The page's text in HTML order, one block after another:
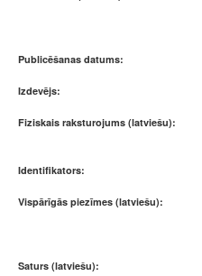
Publicēšanas datums:
Izdevējs:
Fiziskais raksturojums (latviešu):
Identifikators:
Vispārīgās piezīmes (latviešu):
Saturs (latviešu):